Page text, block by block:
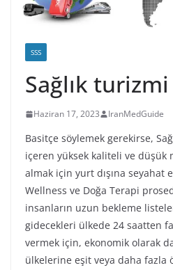
SSS
Sağlık
Haziran 17, 2023 IranMedGuide
Basitçe söylemek gerekirse,
içeren yüksek kaliteli ve düşük
almak için yurt dışına
Wellness ve Doğa Terapi
insanların uzun bekleme
gidecekleri ülkede 24 saatten
vermek için, ekonomik olarak
ülkelerine eşit veya daha fazla